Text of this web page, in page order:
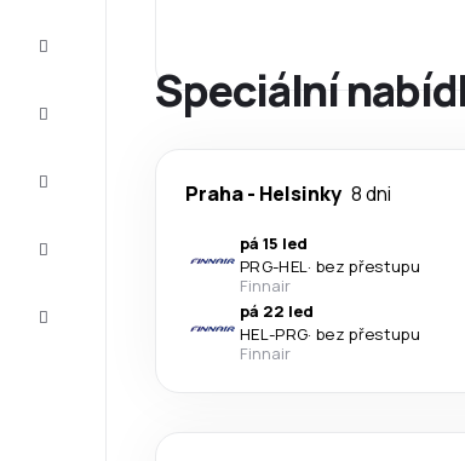
Speciální
Praha- Helsinky 8 dni
pá 15 led
PRG-HEL · bez přestupu
Finnair
pá 22 led
HEL -PRG· bez přestupu
Finnair